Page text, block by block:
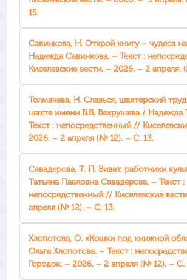
15.
Савинкова, Н. Открой книгу – чудеса
Надежда Савинкова. – Текст :
Киселевские вести. – 2026. – 2 апреля.
Толмачева, Н. Славься, шахтерский
шахте имени В.В. Вахрушева / Надежда
Текст : непосредственный //
2026. – 2 апреля (№ 12). – С. 13.
Савадерова, Т. П. Виват, работники
Татьяна Павловна Савадерова. – Текст :
непосредственный // Киселевские
апреля (№ 12). – С. 13.
Хлопотова, О. «Кошки под книжной
Ольга Хлопотова. – Текст :
Городок. – 2026. – 2 апреля (№ 12). – С.